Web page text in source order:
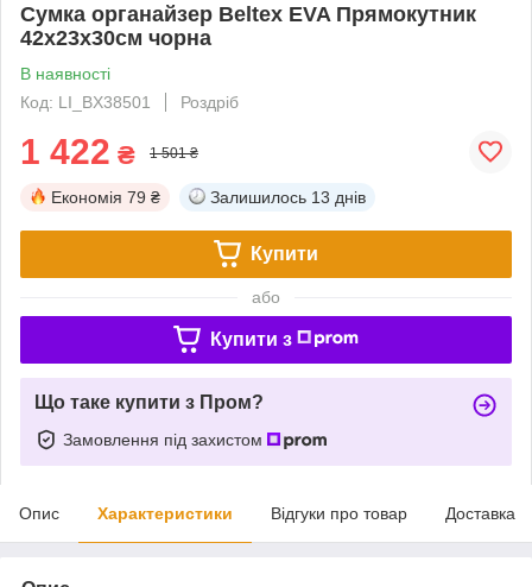
Сумка органайзер Beltex EVA Прямокутник
42х23х30см чорна
В наявності
Код: LI_BX38501
Роздріб
1 422 ₴ 1 501 ₴
Економія 79 ₴ Залишилось 13 днів
Купити
або
Купити з
Що таке купити з Пром?
Замовлення під захистом
Опис Характеристики Відгуки про товар Доставка